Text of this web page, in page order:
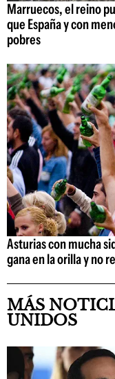
Marruecos, el reino
que España y con
pobres
Asturias con mucha
gana en la orilla y no
MÁS
UNIDOS